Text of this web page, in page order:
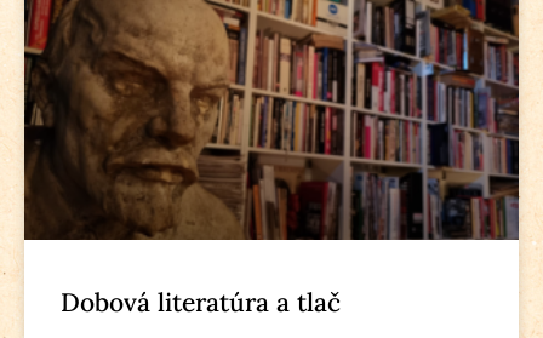
Dobová literatúra a tlač